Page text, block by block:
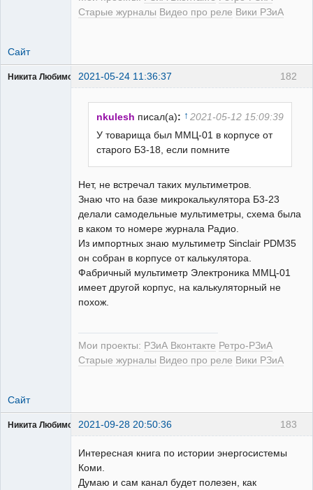
Старые журналы Видео про реле Вики РЗиА
Сайт
182
Никита Любимов 2021-05-24 11:36:37
nkulesh писал(а): ↑ 2021-05-12 15:09:39
У товарища был ММЦ-01 в корпусе от
старого Б3-18, если помните
Нет, не встречал таких мультиметров.
Знаю что на базе микрокалькулятора Б3-23
делали самодельные мультиметры, схема была
в каком то номере журнала Радио.
Из импортных знаю мультиметр Sinclair PDM35
он собран в корпусе от калькулятора.
Фабричный мультиметр Электроника ММЦ-01
имеет другой корпус, на калькуляторный не
похож.
Мои проекты: РЗиА Вконтакте Ретро-РЗиА
Старые журналы Видео про реле Вики РЗиА
Сайт
183
Никита Любимов 2021-09-28 20:50:36
Интересная книга по истории энергосистемы
Коми.
Думаю и сам канал будет полезен, как